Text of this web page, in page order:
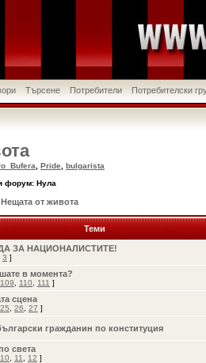
Търсене Потребители Потребителски
Pride
bulgarista
форум: Нула
Нещата от живота
Теми
ЗА НАЦИОНАЛИСТИТЕ!
3 ]
в момента?
109 110 111 ]
сцена
25 26 27 ]
гражданин по конституция
света
10 11 12 ]